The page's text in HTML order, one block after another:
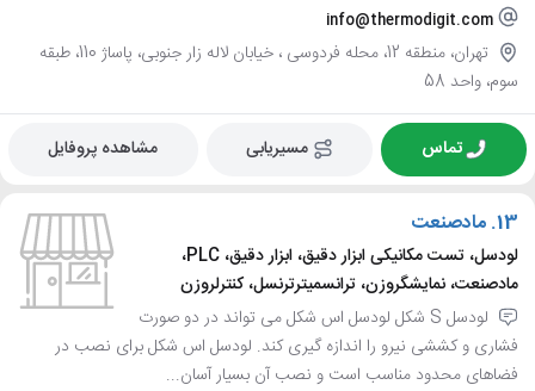
info@thermodigit.com
تهران، منطقه 12، محله فردوسی ، خیابان لاله زار جنوبی، پاساژ 110، طبقه
سوم، واحد 58
تماس مسیریابی مشاهده پروفایل
13. مادصنعت
لودسل، تست مکانیکی ابزار دقیق، ابزار دقیق، PLC،
مادصنعت، نمایشگروزن، ترانسمیترترنسل، کنترلروزن
لودسل S شکل لودسل اس شکل می تواند در دو صورت
فشاری و کششی نیرو را اندازه گیری کند. لودسل اس شکل برای نصب در
فضاهای محدود مناسب است و نصب آن بسیار آسان...